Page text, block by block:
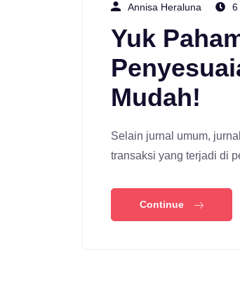
Annisa Heraluna 6
Yuk
Mudah!
Selain jurnal umum,
transaksi yang terjadi di
Continue